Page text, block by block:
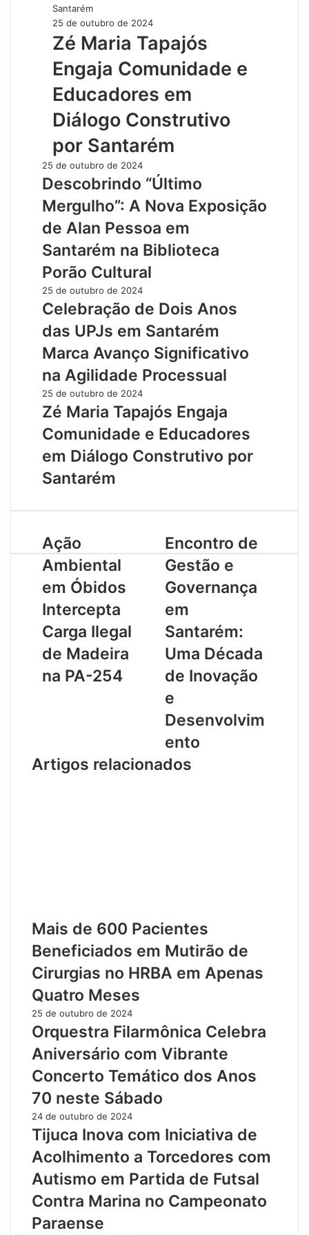
Santarém
25 de outubro de 2024
Zé Maria Tapajós
Engaja Comunidade e
Educadores em
Diálogo Construtivo
por Santarém
25 de outubro de 2024
Descobrindo “Último
Mergulho”: A Nova Exposição
de Alan Pessoa em
Santarém na Biblioteca
Porão Cultural
25 de outubro de 2024
Celebração de Dois Anos
das UPJs em Santarém
Marca Avanço Significativo
na Agilidade Processual
25 de outubro de 2024
Zé Maria Tapajós Engaja
Comunidade e Educadores
em Diálogo Construtivo por
Santarém
A
ç
ã
o
A
m
b
e
t
b
e
p
t
a
C
a
g
I
l
e
g
a
l
e
M
d
e
Ação
Ambiental
em Óbidos
Intercepta
Carga Ilegal
de Madeira
na PA-254
E
n
c
o
t
r
o
d
G
e
s
t
ã
o
e
e
m
S
a
r
é
m
:
D
c
a
a
Encontro de
Gestão e
Governança
em
Santarém:
Uma Década
de Inovação
e
Desenvolvim
ento
Artigos relacionados
Mais de 600 Pacientes
Beneficiados em Mutirão de
Cirurgias no HRBA em Apenas
Quatro Meses
25 de outubro de 2024
Orquestra Filarmônica Celebra
Aniversário com Vibrante
Concerto Temático dos Anos
70 neste Sábado
24 de outubro de 2024
Tijuca Inova com Iniciativa de
Acolhimento a Torcedores com
Autismo em Partida de Futsal
Contra Marina no Campeonato
Paraense